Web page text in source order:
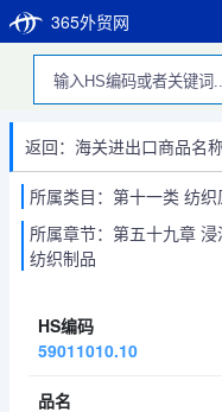
365外贸网
返回：海关进出口商品名
所属类目：第十一类 纺织
所属章节：第五十九章
纺织制品
59011010.10